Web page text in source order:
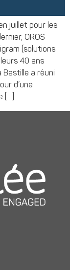
juillet pour les
OROS
(solutions
40 ans
Bastille a réuni
d’une
[…]